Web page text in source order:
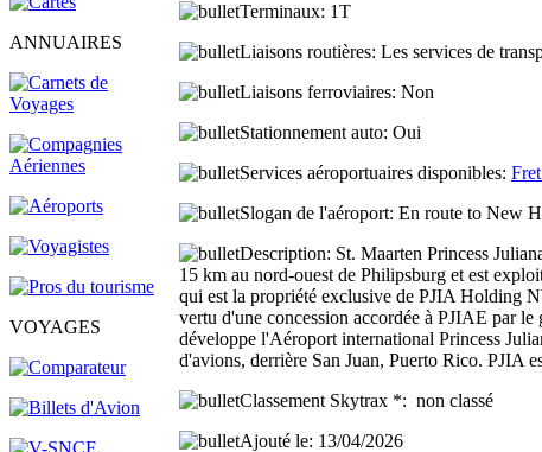
ANNUAIRES
VOYAGES
Terminaux: 1T
Liaisons routières: Les services de
Liaisons ferroviaires: Non
Stationnement auto: Oui
Services aéroportuaires disponibles:
Slogan de l'aéroport: En route to New
Description: St. Maarten Princess
15 km au nord-ouest de Philipsburg et est
qui est la propriété exclusive de PJIA Holding
vertu d'une concession accordée à PJIAE par
développe l'Aéroport international Princess
d'avions, derrière San Juan, Puerto Rico. PJIA
Classement Skytrax *: non classé
Ajouté le: 13/04/2026